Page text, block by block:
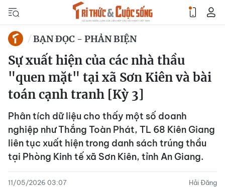
BẠN ĐỌC - PHẢN BIỆN
Sự xuất hiện của các nhà thầu
"quen mặt" tại xã Sơn Kiên và bài
toán cạnh tranh [Kỳ 3]
Phân tích dữ liệu cho thấy một số doanh
nghiệp như Thắng Toàn Phát, TL 68 Kiên Giang
liên tục xuất hiện trong danh sách trúng thầu
tại Phòng Kinh tế xã Sơn Kiên, tỉnh An Giang.
11/05/2026 03:07 Hải Đăng